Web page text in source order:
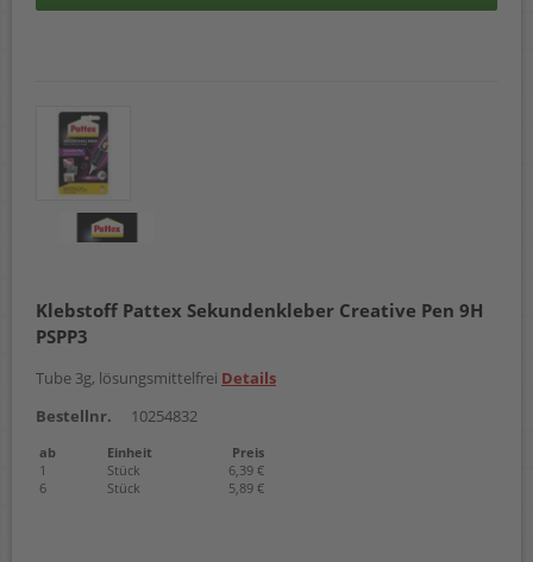
Klebstoff Pattex Sekundenkleber Creative Pen 9H
PSPP3
Tube 3g, lösungsmittelfrei Details
Bestellnr.
10254832
ab Einheit
Preis
1
Stück
6,39 €
6
Stück 5,89 €